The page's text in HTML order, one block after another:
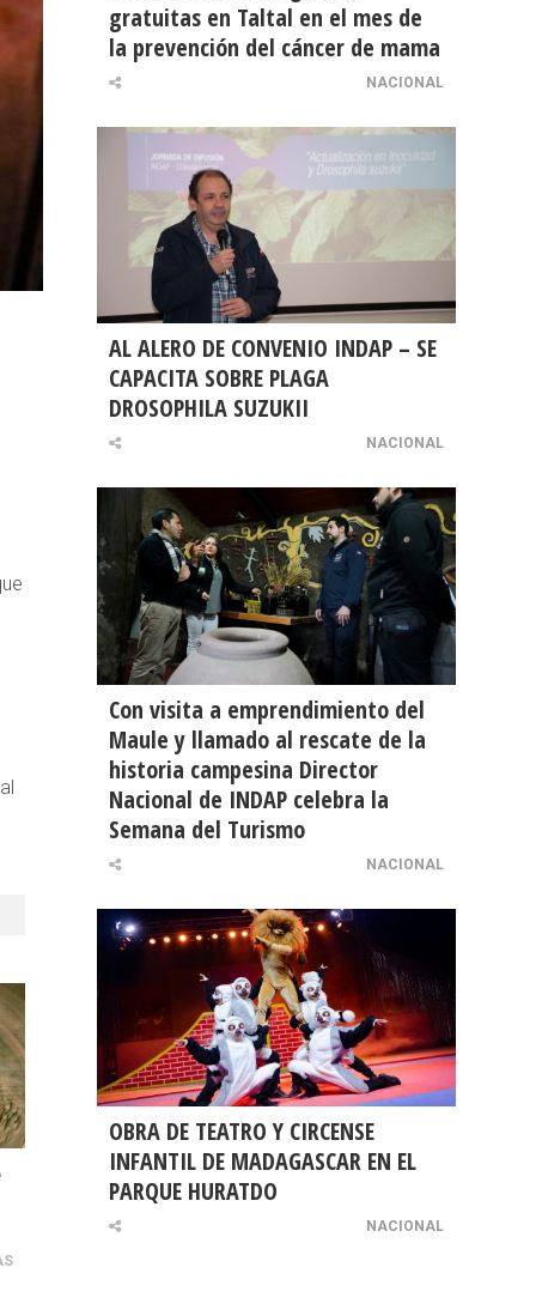
gratuitas en Taltal en el mes de
la prevención del cáncer de mama
NACIONAL
AL ALERO DE CONVENIO INDAP – SE
CAPACITA SOBRE PLAGA
DROSOPHILA SUZUKII
NACIONAL
Con visita a emprendimiento del
Maule y llamado al rescate de la
historia campesina Director
Nacional de INDAP celebra la
Semana del Turismo
NACIONAL
OBRA DE TEATRO Y CIRCENSE
INFANTIL DE MADAGASCAR EN EL
PARQUE HURATDO
NACIONAL